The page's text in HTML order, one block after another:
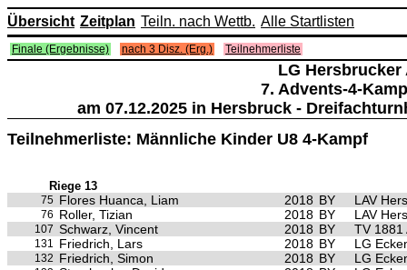
Übersicht Zeitplan Teiln. nach Wettb. Alle Startlisten
Finale (Ergebnisse) nach 3 Disz. (Erg.) Teilnehmerliste
LG Hersbrucker
7. Advents-4-
am 07.12.2025 in Hersbruck -
Teilnehmerliste: Männliche Kinder U8 4-Kampf
Riege 13
75 Flores Huanca, Liam 2018 BY LAV
76 Roller, Tizian 2018 BY LAV
107 Schwarz, Vincent 2018 BY TV 1881
131 Friedrich, Lars 2018 BY LG
132 Friedrich, Simon 2018 BY LG